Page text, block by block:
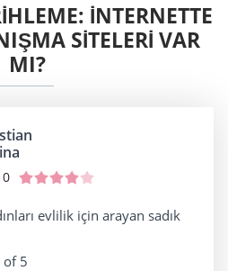
İNTERNETTE
SITELERI VAR
MI?
evlilik için arayan sadık
of 5